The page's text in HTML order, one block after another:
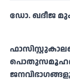
ഡോ. ഖദീജ